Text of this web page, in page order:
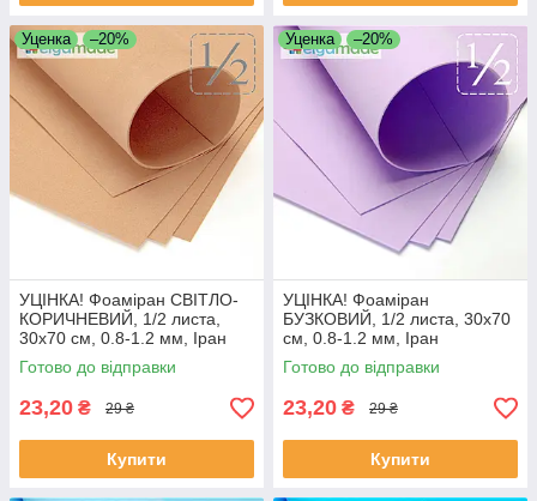
Уценка –20%
УЦІНКА! Фоаміран СВІТЛО-
КОРИЧНЕВИЙ, 1/2 листа,
30x70 см, 0.8-1.2 мм, Іран
Готово до відправки
23,20 ₴ 29 ₴
Купити
Уценка –20%
УЦІНКА! Фоаміран
БУЗКОВИЙ, 1/2 листа, 30x70
см, 0.8-1.2 мм, Іран
Готово до відправки
23,20 ₴ 29 ₴
Купити